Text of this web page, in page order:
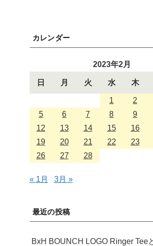
カレンダー
2023年2月
日 月 火 水 木
1 2
5
6 7 8 9
12
13 14 15 16
19
20 21 22 23
26
27 28
« 1月 3月 »
最近の投稿
BxH BOUNCH LOGO Ringer Tee